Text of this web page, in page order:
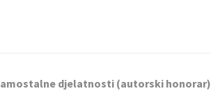
djelatnosti (autorski honorar)